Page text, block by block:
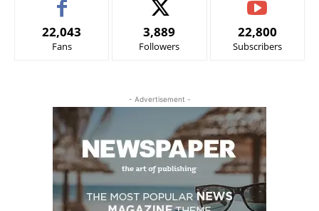
22,043
Fans
3,889
Followers
22,800
Subscribers
- Advertisement -